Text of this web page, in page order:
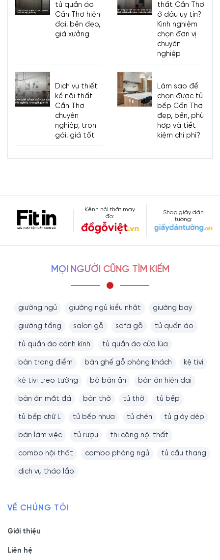
tủ quần áo
Cần Thơ hiện
đại, bền đẹp,
giá xưởng
thất Cần Thơ
ở đâu uy tín?
Kinh nghiệm
chọn đơn vị
chuyên
nghiệp
Dịch vụ thiết
kế nội thất
Cần Thơ
chuyên
nghiệp, trọn
gói, giá tốt
Làm sao để
chọn được tủ
bếp Cần Thơ
đẹp, bền, phù
hợp và tiết
kiệm chi phí?
Kênh nội thất may
đo:
Shop giấy dán
tường:
MỌI NGƯỜI CŨNG TÌM KIẾM
giường ngủ giường ngủ kiểu nhật giường bay
giường tầng salon gỗ sofa gỗ tủ quần áo
tủ quần áo cánh kính tủ quần áo cửa lùa
bàn trang điểm bàn ghế gỗ phòng khách kệ tivi
kệ tivi treo tường bộ bàn ăn bàn ăn hiện đại
bàn ăn mặt đá bàn thờ tủ thờ tủ bếp
tủ bếp chữ L tủ bếp nhựa tủ chén tủ giày dép
bàn làm việc tủ rượu thi công nội thất
combo nội thất combo phòng ngủ tủ cầu thang
dịch vụ tháo lắp
VỀ CHÚNG TÔI
Giới thiệu
Liên hệ